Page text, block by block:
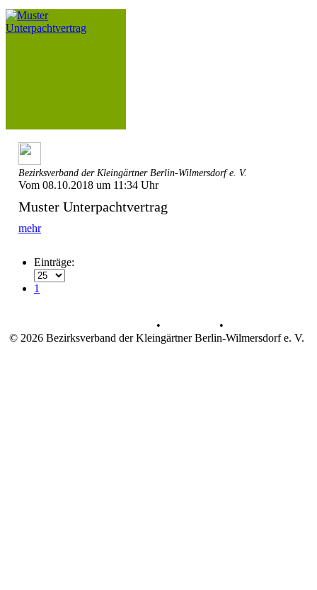
Bezirksverband der Kleingärtner Berlin-Wilmersdorf e. V.
Vom 08.10.2018 um 11:34 Uhr
Muster Unterpachtvertrag
mehr
Einträge:
1
•
•
© 2026 Bezirksverband der Kleingärtner Berlin-Wilmersdorf e. V.